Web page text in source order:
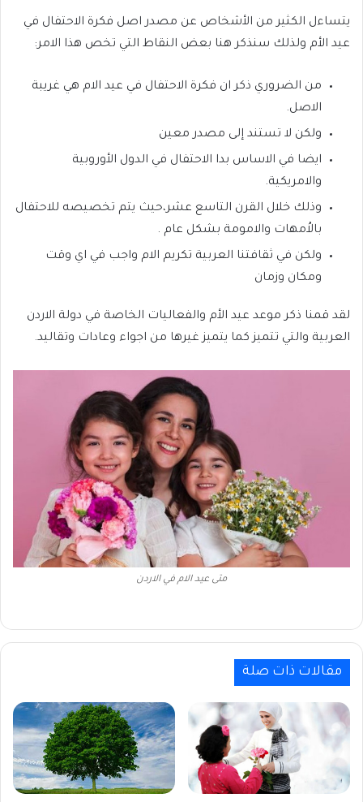
يتساءل الكثير من الأشخاص عن مصدر اصل فكرة الاحتفال في
عيد الأم ولذلك سنذكر هنا بعض النقاط التي تخص هذا الامر:
من الضروري ذكر ان فكرة الاحتفال في عيد الام هي غريبة
الاصل.
ولكن لا تستند إلى مصدر معين
ايضا في الاساس بدا الاحتفال في الدول الأوروبية
والامريكية.
وذلك خلال القرن التاسع عشر،حيث يتم تخصيصه للاحتفال
بالاُمهات والامومة بشكل عام .
ولكن في ثقافتنا العربية تكريم الام واجب في اي وقت
ومكان وزمان
لقد قمنا ذكر موعد عيد الأم والفعاليات الخاصة في دولة الاردن
العربية والتي تتميز كما يتميز غيرها من اجواء وعادات وتقاليد.
متى عيد الام في الاردن
مقالات ذات صلة